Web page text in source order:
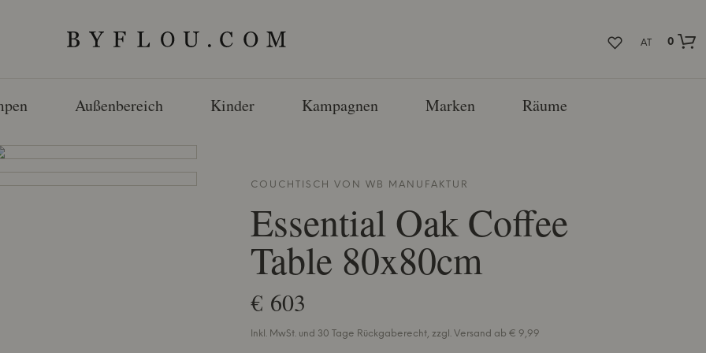
AT
0
Außenbereich Kinder Kampagnen Marken Räume
COUCHTISCH VON WB MANUFAKTUR
Essential Oak Coffee
Table 80x80cm
€ 603
Inkl. MwSt. und 30 Tage Rückgaberecht, zzgl. Versand ab € 9,99